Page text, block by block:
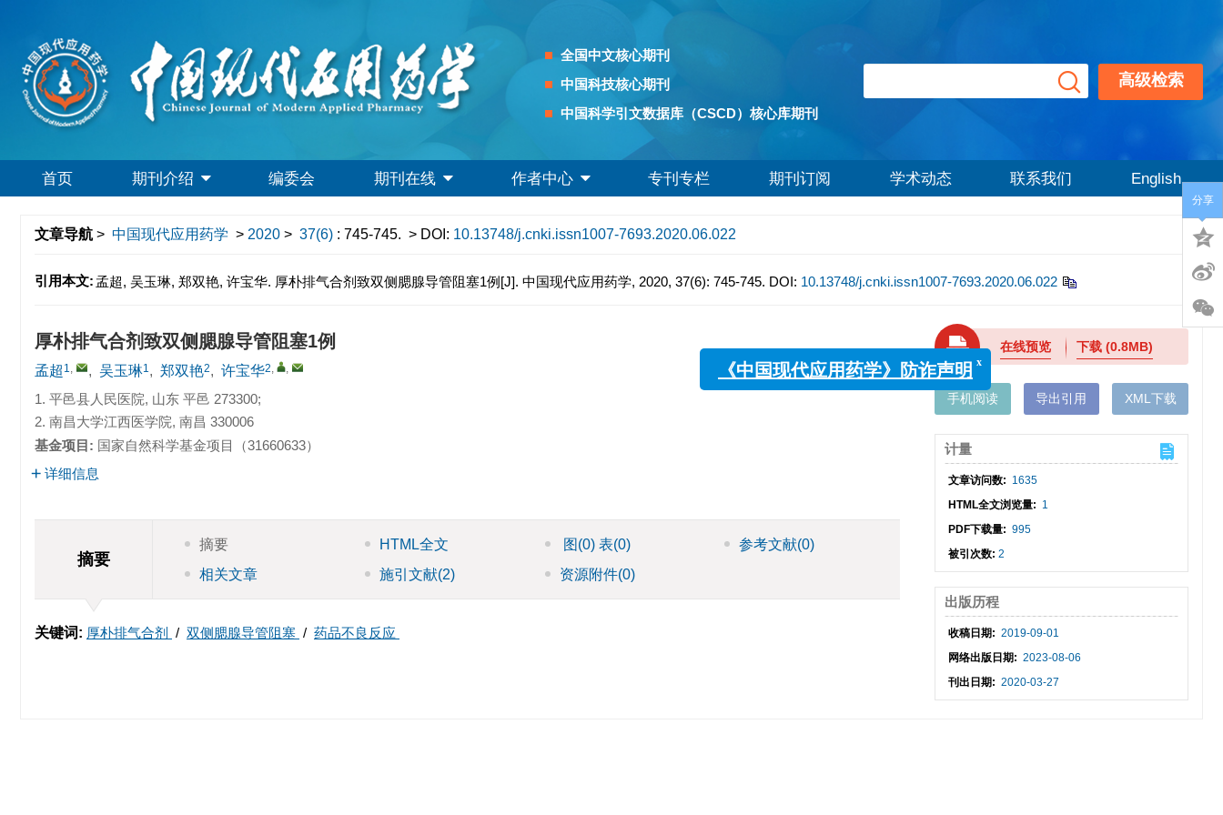
全国中文核心期刊
中国科技核心期刊
中国科学引文数据库（CSCD）核心库期刊
高级检索
首页 期刊介绍 编委会 期刊在线 作者中心 专刊专栏 期刊订阅 学术动态 联系我们 English
文章导航 > 中国现代应用药学 > 2020 > 37(6) : 745-745. > DOI: 10.13748/j.cnki.issn1007-7693.2020.06.022
引用本文: 孟超, 吴玉琳, 郑双艳, 许宝华. 厚朴排气合剂致双侧腮腺导管阻塞1例[J]. 中国现代应用药学, 2020, 37(6): 745-745. DOI: 10.13748/j.cnki.issn1007-7693.2020.06.022
厚朴排气合剂致双侧腮腺导管阻塞1例
孟超 1, , 吴玉琳1, 郑双艳2, 许宝华2, ,
1. 平邑县人民医院, 山东 平邑 273300;
2. 南昌大学江西医学院, 南昌 330006
基金项目: 国家自然科学基金项目（31660633）
详细信息
摘要
摘要 HTML全文 图 (0)表(0) 参考文献(0)
相关文章
施引文献(2) 资源附件(0)
关键词: 厚朴排气合剂 / 双侧腮腺导管阻塞 / 药品不良反应
在线预览 下载(0.8MB)
手机阅读 导出引用 XML下载
计量
文章访问数: 1635
HTML全文浏览量: 1
PDF下载量: 995
被引次数:2
出版历程
收稿日期: 2019-09-01
网络出版日期: 2023-08-06
刊出日期: 2020-03-27
分享
《中国现代应用药学》防诈声明